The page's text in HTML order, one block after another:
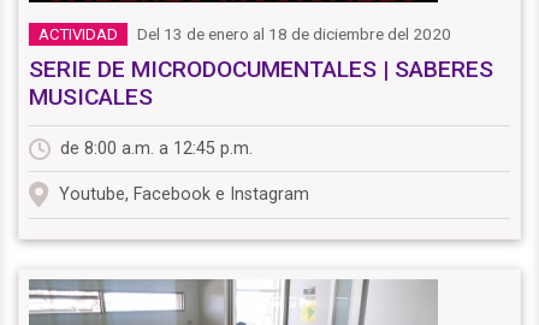
ACTIVIDAD Del 13 de enero al 18 de diciembre del 2020
SERIE DE MICRODOCUMENTALES | SABERES
MUSICALES
de 8:00 a.m. a 12:45 p.m.
Youtube, Facebook e Instagram